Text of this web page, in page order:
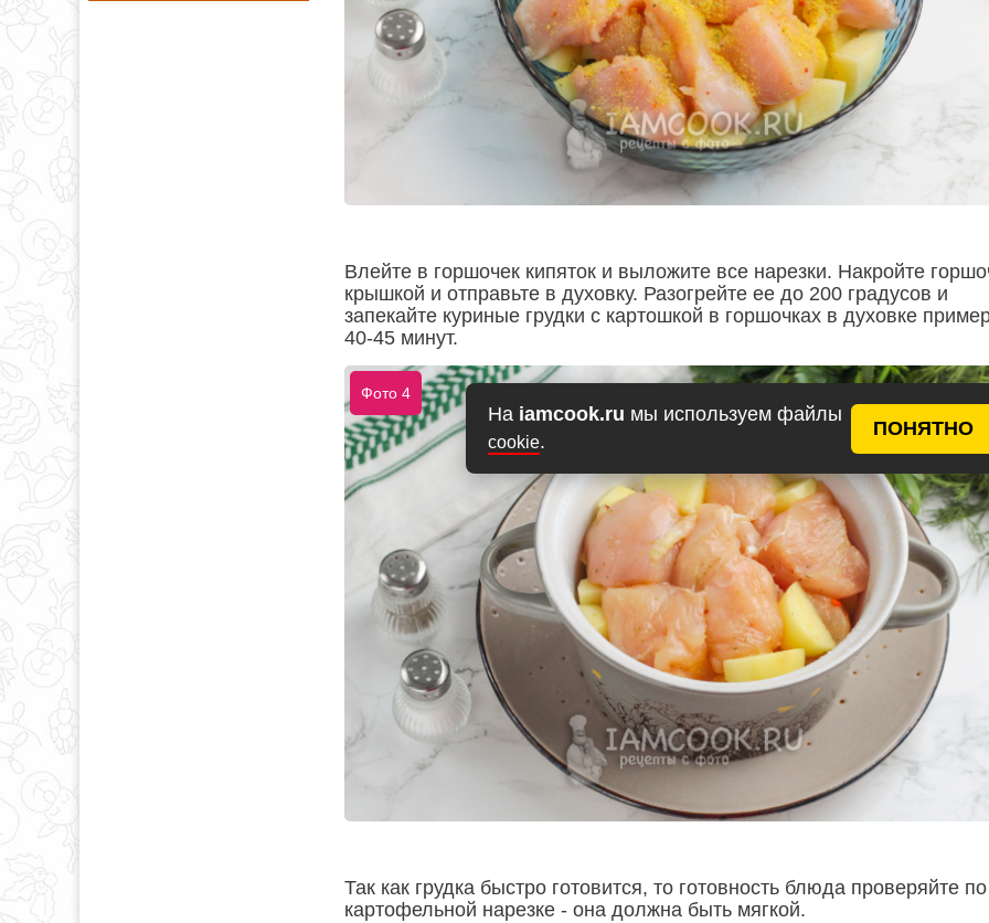
На iamcook.ru мы используем файлы
cookie.
ПОНЯТНО
Влейте в горшочек кипяток и выложите все нарезки. Накройте
крышкой и отправьте в духовку. Разогрейте ее до 200 градусов и
запекайте куриные грудки с картошкой в горшочках в духовке
40-45 минут.
Фото 4
Так как грудка быстро готовится, то готовность блюда проверяйте по
картофельной нарезке - она должна быть мягкой.